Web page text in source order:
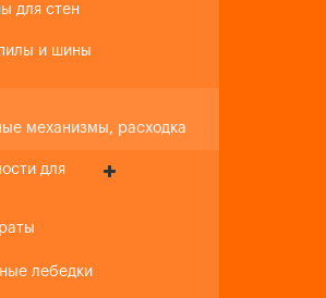
для стен
и шины
механизмы, расходка
для
лебедки